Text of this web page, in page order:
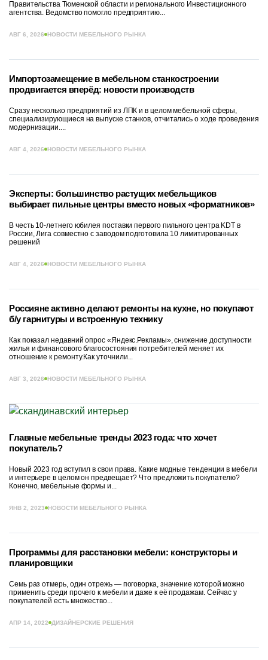
Правительства Тюменской области и регионального Инвестиционного
агентства. Ведомство помогло предприятию...
АВГ 6, 2026 НОВОСТИ МЕБЕЛЬНОГО РЫНКА
Импортозамещение в мебельном станкостроении
продвигается вперёд: новости производств
Сразу несколько предприятий из ЛПК и в целом мебельной сферы,
специализирующиеся на выпуске станков, отчитались о ходе проведения
модернизации....
АВГ 4, 2026 НОВОСТИ МЕБЕЛЬНОГО РЫНКА
Эксперты: большинство растущих мебельщиков
выбирает пильные центры вместо новых «форматников»
В честь 10-летнего юбилея поставки первого пильного центра KDT в
России, Лига совместно с заводом подготовила 10 лимитированных
решений
АВГ 4, 2026 НОВОСТИ МЕБЕЛЬНОГО РЫНКА
Россияне активно делают ремонты на кухне, но покупают
б/у гарнитуры и встроенную технику
Как показал недавний опрос «Яндекс.Рекламы», снижение доступности
жилья и финансового благосостояния потребителей меняет их
отношение к ремонту.Как уточнили...
АВГ 3, 2026 НОВОСТИ МЕБЕЛЬНОГО РЫНКА
Главные мебельные тренды 2023 года: что хочет
покупатель?
Новый 2023 год вступил в свои права. Какие модные тенденции в мебели
и интерьере в целом он предвещает? Что предложить покупателю?
Конечно, мебельные формы и...
ЯНВ 2, 2023 НОВОСТИ МЕБЕЛЬНОГО РЫНКА
Программы для расстановки мебели: конструкторы и
планировщики
Семь раз отмерь, один отрежь — поговорка, значение которой можно
применить среди прочего к мебели и даже к её продажам. Сейчас у
покупателей есть множество...
АПР 14, 2022 ДИЗАЙНЕРСКИЕ РЕШЕНИЯ